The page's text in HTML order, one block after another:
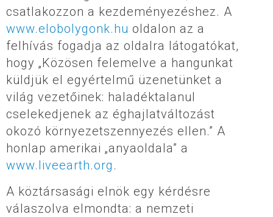
csatlakozzon a kezdeményezéshez. A
www.elobolygonk.hu oldalon az a
felhívás fogadja az oldalra látogatókat,
hogy „Közösen felemelve a hangunkat
küldjük el egyértelmű üzenetünket a
világ vezetőinek: haladéktalanul
cselekedjenek az éghajlatváltozást
okozó környezetszennyezés ellen.” A
honlap amerikai „anyaoldala” a
www.liveearth.org .
A köztársasági elnök egy kérdésre
válaszolva elmondta: a nemzeti